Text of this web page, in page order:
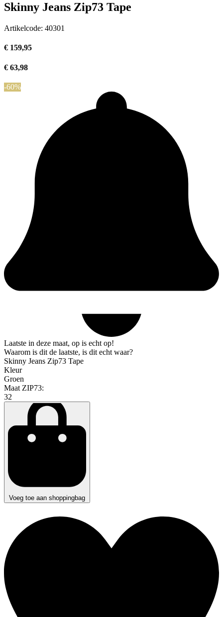
Skinny Jeans Zip73 Tape
Artikelcode: 40301
€ 159,95
€ 63,98
-60%
Laatste in deze maat, op is echt op!
Waarom is dit de laatste, is dit echt waar?
Skinny Jeans Zip73 Tape
Kleur
Groen
Maat ZIP73:
32
Voeg toe aan shoppingbag